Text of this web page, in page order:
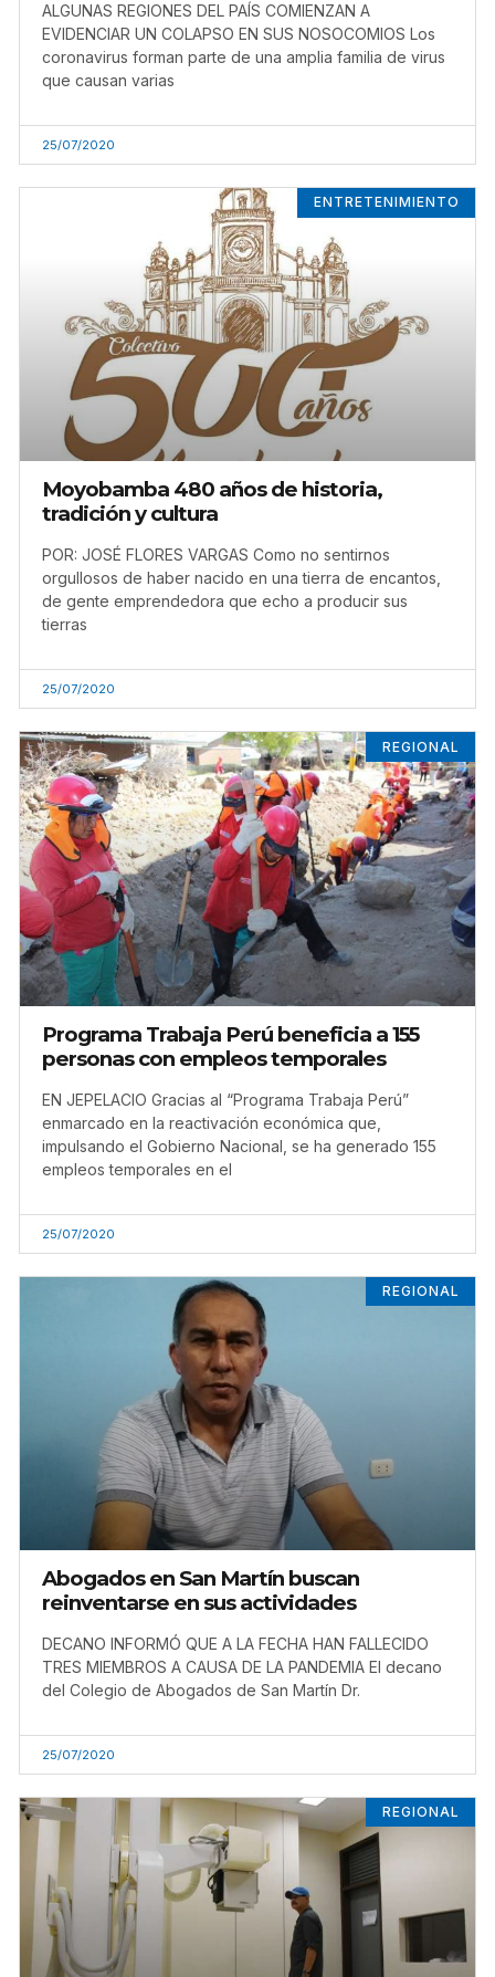
ALGUNAS REGIONES DEL PAÍS COMIENZAN A
EVIDENCIAR UN COLAPSO EN SUS NOSOCOMIOS Los
coronavirus forman parte de una amplia familia de virus
que causan varias
25/07/2020
ENTRETENIMIENTO
Moyobamba 480 años de historia,
tradición y cultura
POR: JOSÉ FLORES VARGAS Como no sentirnos
orgullosos de haber nacido en una tierra de encantos,
de gente emprendedora que echo a producir sus
tierras
25/07/2020
REGIONAL
Programa Trabaja Perú beneficia a 155
personas con empleos temporales
EN JEPELACIO Gracias al “Programa Trabaja Perú”
enmarcado en la reactivación económica que,
impulsando el Gobierno Nacional, se ha generado 155
empleos temporales en el
25/07/2020
REGIONAL
Abogados en San Martín buscan
reinventarse en sus actividades
DECANO INFORMÓ QUE A LA FECHA HAN FALLECIDO
TRES MIEMBROS A CAUSA DE LA PANDEMIA El decano
del Colegio de Abogados de San Martín Dr.
25/07/2020
REGIONAL